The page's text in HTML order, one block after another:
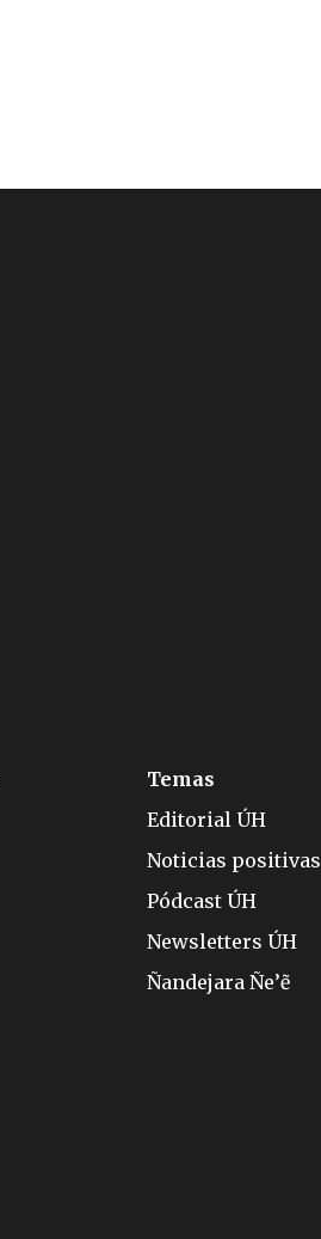
Temas
Editorial ÚH
Noticias positivas
Pódcast ÚH
Newsletters ÚH
Ñandejara Ñe’ẽ